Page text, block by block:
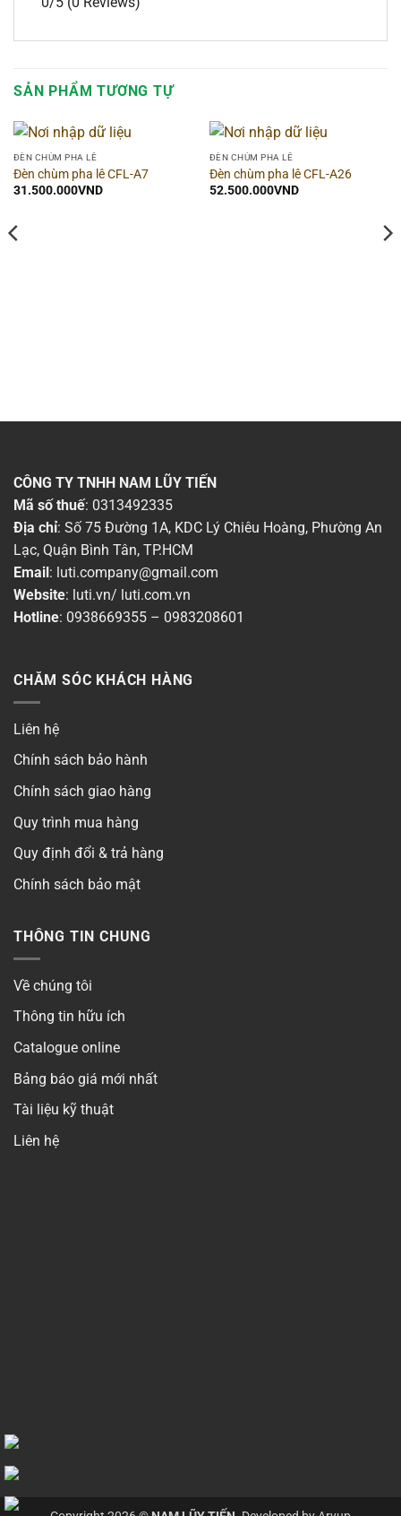
SẢN PHẨM TƯƠNG TỰ
ĐÈN CHÙM PHA LÊ
Đèn chùm pha lê CFL-A7
31.500.000VND
ĐÈN CHÙM PHA LÊ
Đèn chùm pha lê CFL-A26
52.500.000VND
CÔNG TY TNHH NAM LŨY TIẾN
Mã số thuế: 0313492335
Địa chỉ: Số 75 Đường 1A, KDC Lý Chiêu Hoàng, Phường An
Lạc, Quận Bình Tân, TP.HCM
Email : luti.company@gmail.com
Website: luti.vn/ luti.com.vn
Hotline: 0938669355 – 0983208601
CHĂM SÓC KHÁCH HÀNG
Liên hệ
Chính sách bảo hành
Chính sách giao hàng
Quy trình mua hàng
Quy định đổi & trả hàng
Chính sách bảo mật
THÔNG TIN CHUNG
Về chúng tôi
Thông tin hữu ích
Catalogue online
Bảng báo giá mới nhất
Tài liệu kỹ thuật
Liên hệ